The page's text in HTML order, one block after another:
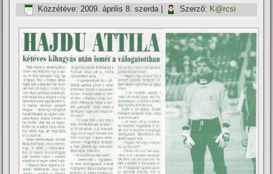
Közzétéve: 2009. április 8. szerda| Szerző: K@rcsi